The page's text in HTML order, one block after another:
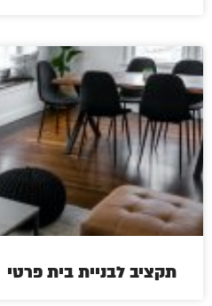
תקציב לבניית בית פרטי